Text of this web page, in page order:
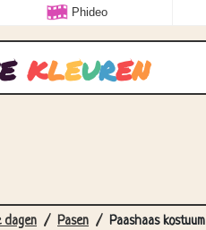
Phideo
kleuren
dagen Pasen Paashaas kostuum